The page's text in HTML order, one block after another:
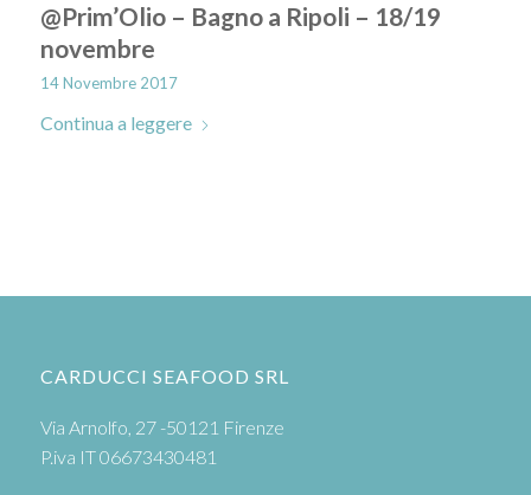
@Prim’Olio – Bagno a Ripoli – 18/19
novembre
14 Novembre 2017
Continua a leggere
CARDUCCI SEAFOOD SRL
Via Arnolfo, 27 -50121 Firenze
P.iva IT 06673430481